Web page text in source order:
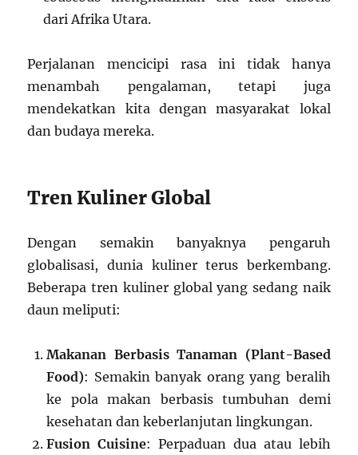
dari Afrika Utara.
Perjalanan mencicipi rasa ini tidak hanya
menambah pengalaman, tetapi juga
mendekatkan kita dengan masyarakat lokal
dan budaya mereka.
Tren Kuliner Global
Dengan semakin banyaknya pengaruh
globalisasi, dunia kuliner terus berkembang.
Beberapa tren kuliner global yang sedang naik
daun meliputi:
Makanan Berbasis Tanaman (Plant-Based
Food): Semakin banyak orang yang beralih
ke pola makan berbasis tumbuhan demi
kesehatan dan keberlanjutan lingkungan.
Fusion Cuisine: Perpaduan dua atau lebih